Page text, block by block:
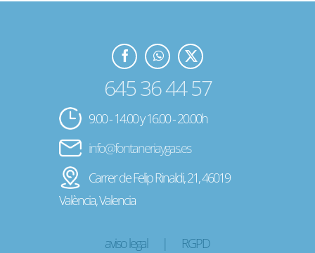
645 36 44 57
9.00 - 14.00 y 16.00 - 20.00h
info@fontaneriaygas.es
Carrer de Felip Rinaldi, 21, 46019
València, Valencia
aviso legal | RGPD